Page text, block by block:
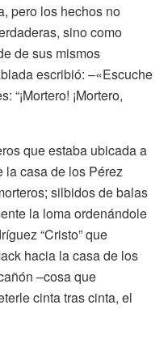
pero los hechos no
sino como
de sus mismos
escribió: –«Escuche
“¡Mortero! ¡Mortero,
que estaba ubicada a
la casa de los Pérez
silbidos de balas
la loma ordenándole
“Cristo” que
hacia la casa de los
–cosa que
cinta tras cinta, el